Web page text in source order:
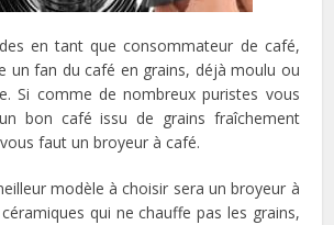
en tant que consommateur de café,
un fan du café en grains, déjà moulu ou
Si comme de nombreux puristes vous
bon café issu de grains fraîchement
vous faut un broyeur à café.
modèle à choisir sera un broyeur à
qui ne chauffe pas les grains,